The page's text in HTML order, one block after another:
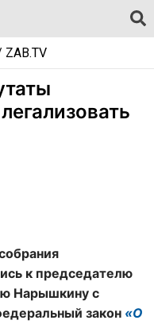
ZAB.TV
к председателю
Нарышкину с
закон «О